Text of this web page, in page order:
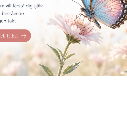
när de går in i vuxen ålder.
barn är uppfostrade att tro
de alltför fästa och osäkra
för en framgångsrik
om att tvingas in i det
gå tillbaka (regression)